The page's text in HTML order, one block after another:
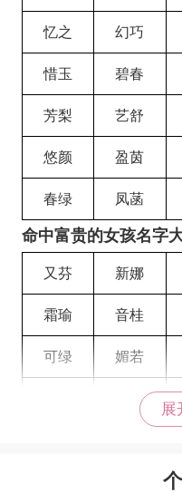
忆之 幻巧
惜玉 碧春
芳梨 艺舒
悠颜 盈茵
春绿 凤菡
命中富贵的女孩名字
又芬 新娜
霜瑜 音桂
可绿 媚若
檀琼
展